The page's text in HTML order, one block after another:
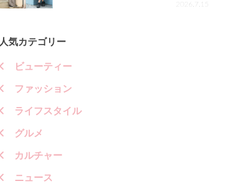
2026.7.15
人気カテゴリー
ビューティー
ファッション
ライフスタイル
グルメ
カルチャー
ニュース